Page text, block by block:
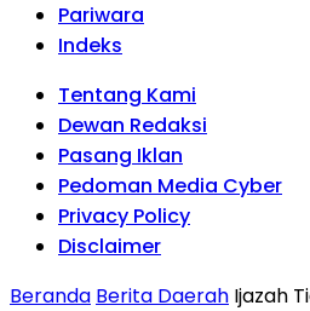
Pariwara
Indeks
Tentang Kami
Dewan Redaksi
Pasang Iklan
Pedoman Media Cyber
Privacy Policy
Disclaimer
Beranda Berita Daerah Ijazah